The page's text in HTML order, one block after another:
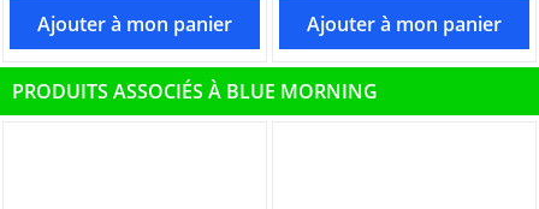
PRODUITS ASSOCIÉS À BLUE MORNING